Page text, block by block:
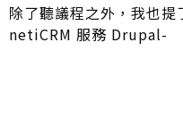
除了聽議程之外，我也
netiCRM 服務 Drupal-